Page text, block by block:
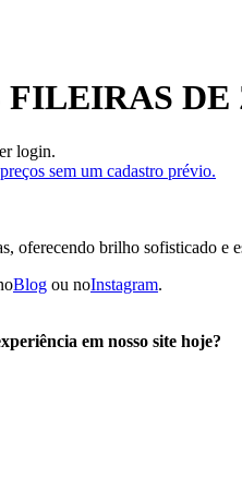
FILEIRAS
login.
sem um cadastro prévio.
oferecendo brilho sofisticado e
Blog ou noInstagram.
em nosso site hoje?